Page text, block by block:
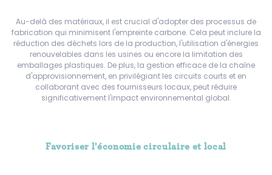
Au-delà des matériaux, il est crucial d'adopter des processus de
fabrication qui minimisent l'empreinte carbone. Cela peut inclure la
réduction des déchets lors de la production, l'utilisation d'énergies
renouvelables dans les usines ou encore la limitation des
emballages plastiques. De plus, la gestion efficace de la chaîne
d'approvisionnement, ​​en privilégiant les circuits courts et en
collaborant avec des fournisseurs locaux, peut réduire
significativement l'impact environnemental global.
Favoriser l'économie circulaire et local